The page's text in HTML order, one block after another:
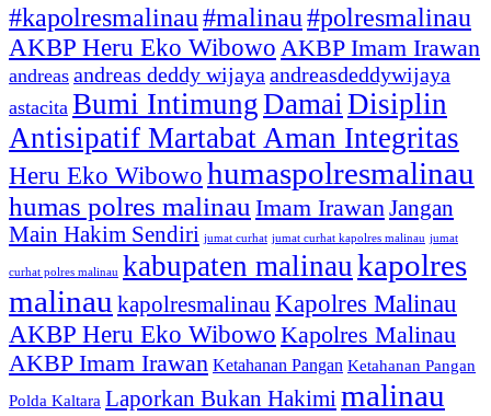
#kapolresmalinau#malinau#polresmalinau
AKBP Heru Eko Wibowo AKBP Imam Irawan
andreas andreas deddy wijaya andreasdeddywijaya
astacita Bumi IntimungDamai Disiplin
Antisipatif Martabat Aman Integritas
Heru Eko Wibowohumaspolresmalinau
humas polres malinau Imam Irawan Jangan
Main Hakim Sendiri jumat curhat jumat curhat kapolres malinau jumat
curhat polres malinau kabupaten malinau kapolres
malinau kapolresmalinau Kapolres Malinau
AKBP Heru Eko Wibowo Kapolres Malinau
AKBP Imam Irawan Ketahanan Pangan Ketahanan Pangan
Polda Kaltara Laporkan Bukan Hakimi malinau